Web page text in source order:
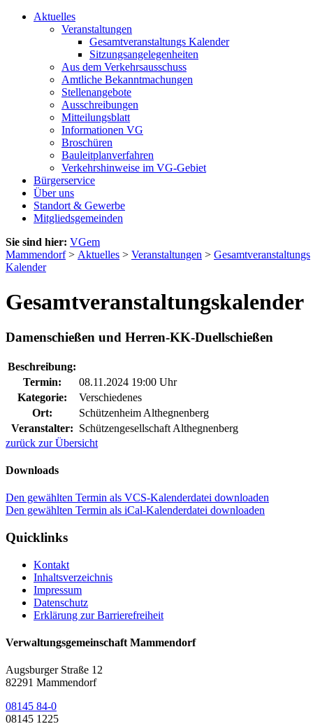
Aktuelles
Veranstaltungen
Gesamtveranstaltungs Kalender
Sitzungsangelegenheiten
Aus dem Verkehrsausschuss
Amtliche Bekanntmachungen
Stellenangebote
Ausschreibungen
Mitteilungsblatt
Informationen VG
Broschüren
Bauleitplanverfahren
Verkehrshinweise im VG-Gebiet
Bürgerservice
Über uns
Standort & Gewerbe
Mitgliedsgemeinden
Sie sind hier: VGem
Mammendorf> Aktuelles > Veranstaltungen > Gesamtveranstaltungs
Kalender
Gesamtveranstaltungskalender
Damenschießen und Herren-KK-Duellschießen
Beschreibung:
Termin:
08.11.2024 19:00 Uhr
Kategorie:
Verschiedenes
Ort:
Schützenheim Althegnenberg
Veranstalter: Schützengesellschaft Althegnenberg
zurück zur Übersicht
Downloads
Den gewählten Termin als VCS-Kalenderdatei downloaden
Den gewählten Termin als iCal-Kalenderdatei downloaden
Quicklinks
Kontakt
Inhaltsverzeichnis
Impressum
Datenschutz
Erklärung zur Barrierefreiheit
Verwaltungsgemeinschaft Mammendorf
Augsburger Straße 12
82291 Mammendorf
08145 84-0
08145 1225